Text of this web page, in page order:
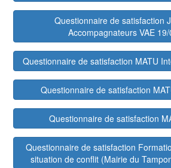
Questionnaire de satisfaction
Accompagnateurs VAE
Questionnaire de satisfaction MATU
Questionnaire de satisfaction
Questionnaire de satisfaction
Questionnaire de satisfaction
situation de conflit (Mairie du